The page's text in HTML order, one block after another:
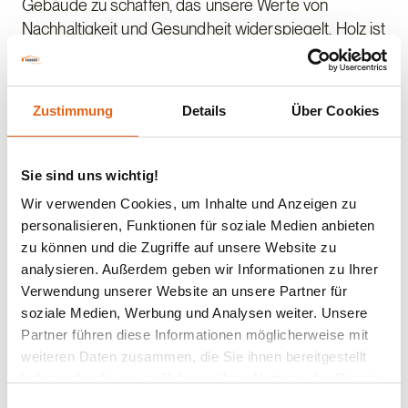
Zustimmung Details Über Cookies
Sie sind uns wichtig!
Wir verwenden Cookies, um Inhalte und Anzeigen zu
personalisieren, Funktionen für soziale Medien anbieten
zu können und die Zugriffe auf unsere Website zu
analysieren. Außerdem geben wir Informationen zu Ihrer
Verwendung unserer Website an unsere Partner für
soziale Medien, Werbung und Analysen weiter. Unsere
Partner führen diese Informationen möglicherweise mit
weiteren Daten zusammen, die Sie ihnen bereitgestellt
Gebäude zu schaffen, das unsere Werte von
Nachhaltigkeit und Gesundheit widerspiegelt. Holz ist
ein natürlicher, nachwachsender Baustoff, der CO2
bindet und eine geringere Umweltbelastung hat. In
unserer Suche nach einem Partner, der diese Werte
teilt, haben wir uns aufgrund der positiven
nachhaltigen Bauen für Haas Fertigbau entschieden."
Die erfolgreiche Vollendung dieses klimafreundlichen
Bauprojekts verdeutlicht die Expertise von Haas
Fertigbau und das nachhaltige Engagement der
Ökokiste Donau-Wald GmbH & Co. KG. „Im Namen
der gesamten Haas-Familie wünsche ich der
Ökokiste Donau-Wald einen erfolgreichen Start in
ihrem neuen Betriebsgebäude. Dieses Projekt ist ein
herausragendes Beispiel für nachhaltiges Bauen und